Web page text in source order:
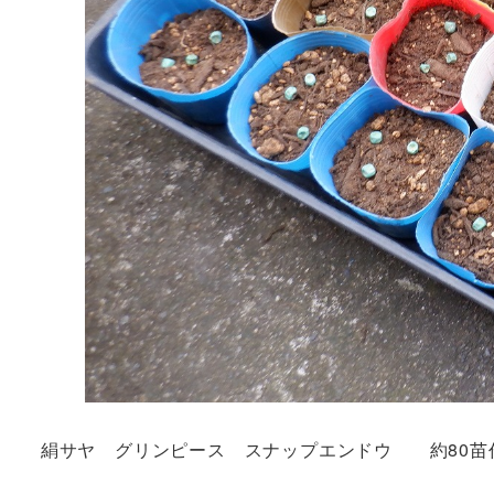
絹サヤ グリンピース スナップエンドウ 約80苗